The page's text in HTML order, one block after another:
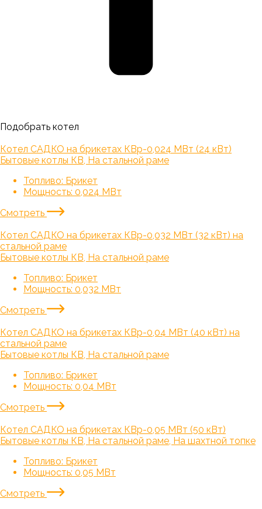
Подобрать котел
Котел САДКО на брикетах КВр-0,024 МВт (24 кВт)
Бытовые котлы КВ, На стальной раме
Топливо: Брикет
Мощность: 0,024 МВт
Смотреть
Котел САДКО на брикетах КВр-0,032 МВт (32 кВт) на
стальной раме
Бытовые котлы КВ, На стальной раме
Топливо: Брикет
Мощность: 0,032 МВт
Смотреть
Котел САДКО на брикетах КВр-0,04 МВт (40 кВт) на
стальной раме
Бытовые котлы КВ, На стальной раме
Топливо: Брикет
Мощность: 0,04 МВт
Смотреть
Котел САДКО на брикетах КВр-0,05 МВт (50 кВт)
Бытовые котлы КВ, На стальной раме, На шахтной топке
Топливо: Брикет
Мощность: 0,05 МВт
Смотреть